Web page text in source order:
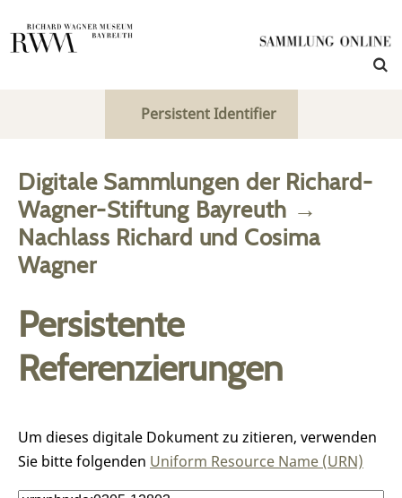
Persistent Identifier
Digitale Sammlungen der Richard-
Wagner-Stiftung Bayreuth →
Nachlass Richard und Cosima
Wagner
Persistente
Referenzierungen
Um dieses digitale Dokument zu zitieren, verwenden
Sie bitte folgenden Uniform Resource Name (URN)